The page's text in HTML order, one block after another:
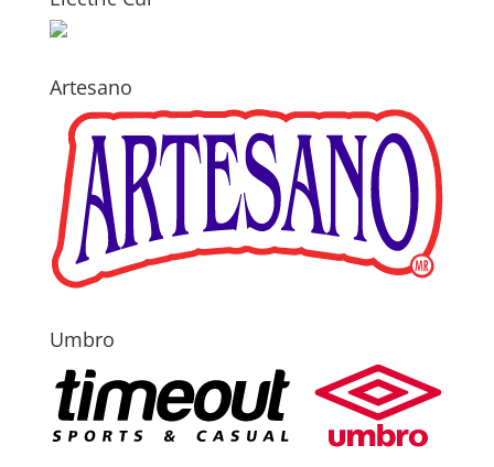
Artesano
Umbro